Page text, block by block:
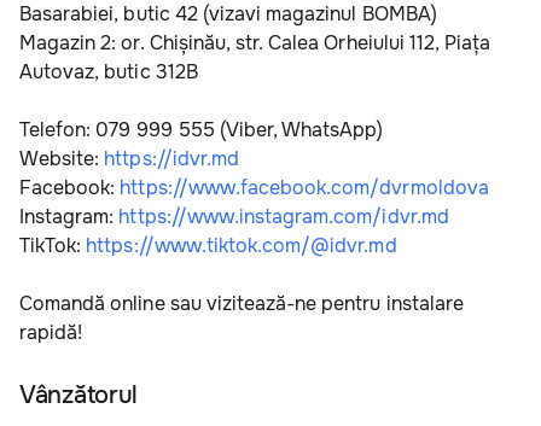
Basarabiei, butic 42 (vizavi magazinul BOMBA)
Magazin 2: or. Chișinău, str. Calea Orheiului 112, Piața
Autovaz, butic 312B
Telefon: 079 999 555 (Viber, WhatsApp)
Website: https://idvr.md
Facebook: https://www.facebook.com/dvrmoldova
Instagram: https://www.instagram.com/idvr.md
TikTok: https://www.tiktok.com/@idvr.md
Comandă online sau vizitează-ne pentru instalare
rapidă!
Vânzătorul